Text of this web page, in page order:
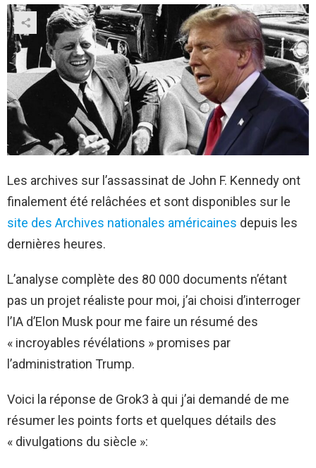
Les archives sur l’assassinat de John F. Kennedy ont
finalement été relâchées et sont disponibles sur le
site des Archives nationales américaines depuis les
dernières heures.
L’analyse complète des 80 000 documents n’étant
pas un projet réaliste pour moi, j’ai choisi d’interroger
l’IA d’Elon Musk pour me faire un résumé des
« incroyables révélations » promises par
l’administration Trump.
Voici la réponse de Grok3 à qui j’ai demandé de me
résumer les points forts et quelques détails des
« divulgations du siècle »: